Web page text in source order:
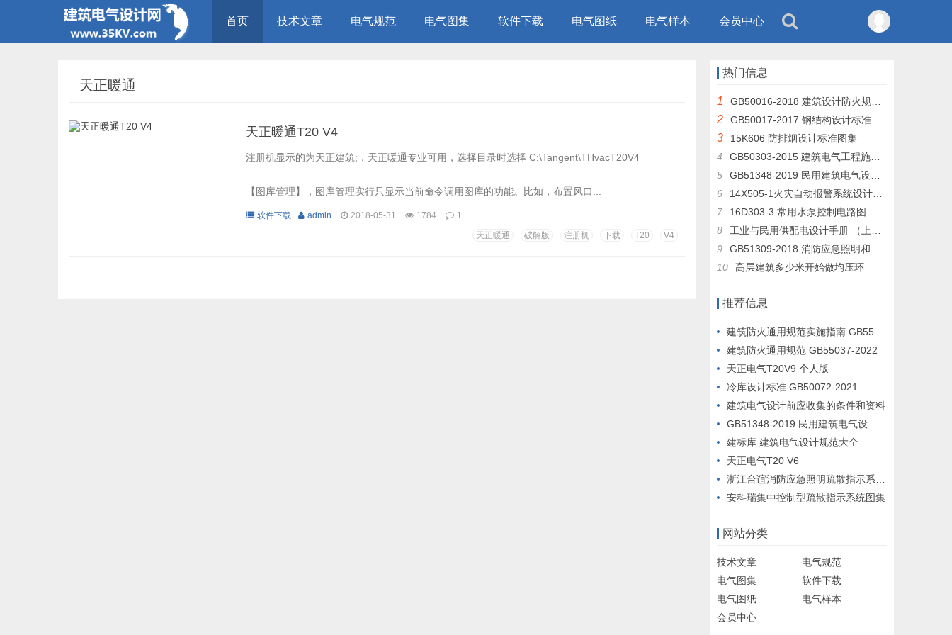
首页 技术文章 电气规范 电气图集 软件下载 电气图纸 电气样本 会员中心
天正暖通
天正暖通T20 V4
注册机显示的为天正建筑;，天正暖通专业可用，选择目录时选择 C:\Tangent\THvacT20V4
【图库管理】，图库管理实行只显示当前命令调用图库的功能。比如，布置风口...
软件下载 admin 2018-05-31 1784
1
天正暖通
破解版 注册机 下载 T20 V4
热门信息
1 GB50016-2018 建筑设计防火规范 （GB50016-2014修订版）
2 GB50017-2017 钢结构设计标准及条文说明
3
15K606 防排烟设计标准图集
4
GB50303-2015 建筑电气工程施工质量验收规范
5
GB51348-2019 民用建筑电气设计标准
6
14X505-1火灾自动报警系统设计规范图示
7
16D303-3 常用水泵控制电路图
8
工业与民用供配电设计手册 （上册 下层）
9
GB51309-2018 消防应急照明和疏散指示系统技术规范
10
高层建筑多少米开始做均压环
推荐信息
建筑防火通用规范实施指南 GB55037-2022
建筑防火通用规范 GB55037-2022
天正电气T20V9 个人版
冷库设计标准 GB50072-2021
建筑电气设计前应收集的条件和资料
GB51348-2019 民用建筑电气设计标准
建标库 建筑电气设计规范大全
天正电气T20 V6
浙江台谊消防应急照明疏散指示系统设计例图
安科瑞集中控制型疏散指示系统图集
网站分类
技术文章
电气规范
电气图集
软件下载
电气图纸
电气样本
会员中心